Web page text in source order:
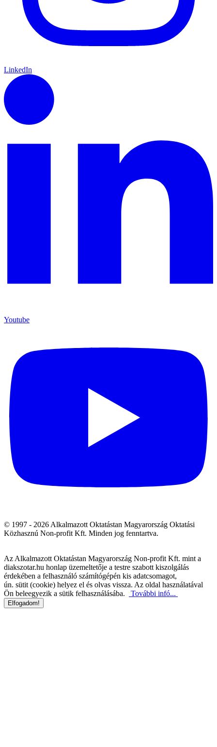
LinkedIn
Youtube
© 1997 - 2026 Alkalmazott Oktatástan Magyarország Oktatási
Közhasznú Non-profit Kft. Minden jog fenntartva.
Az Alkalmazott Oktatástan Magyarország Non-profit Kft. mint a
diakszotar.hu honlap üzemeltetője a testre szabott kiszolgálás
érdekében a felhasználó számítógépén kis adatcsomagot,
ún. sütit (cookie) helyez el és olvas vissza. Az oldal használatával
Ön beleegyezik a sütik felhasználásába.
További infó...
Elfogadom!